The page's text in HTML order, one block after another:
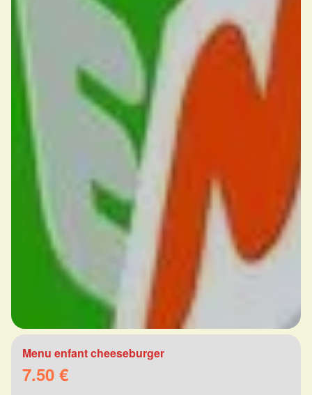
Menu enfant cheeseburger
7.50 €